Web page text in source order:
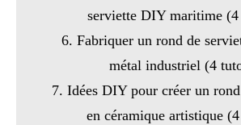
serviette DIY maritime (4
6. Fabriquer un rond de
métal industriel (4
7. Idées DIY pour créer un
en céramique artistique